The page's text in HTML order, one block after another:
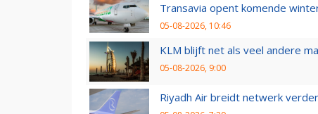
Transavia opent komende
05-08-2026, 10:46
KLM blijft net als veel andere
05-08-2026, 9:00
Riyadh Air breidt netwerk